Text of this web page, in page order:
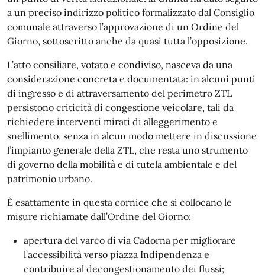
a un preciso indirizzo politico formalizzato dal Consiglio
comunale attraverso l’approvazione di un Ordine del
Giorno, sottoscritto anche da quasi tutta l’opposizione.
L’atto consiliare, votato e condiviso, nasceva da una
considerazione concreta e documentata: in alcuni punti
di ingresso e di attraversamento del perimetro ZTL
persistono criticità di congestione veicolare, tali da
richiedere interventi mirati di alleggerimento e
snellimento, senza in alcun modo mettere in discussione
l’impianto generale della ZTL, che resta uno strumento
di governo della mobilità e di tutela ambientale e del
patrimonio urbano.
È esattamente in questa cornice che si collocano le
misure richiamate dall’Ordine del Giorno:
apertura del varco di via Cadorna per migliorare
l’accessibilità verso piazza Indipendenza e
contribuire al decongestionamento dei flussi;